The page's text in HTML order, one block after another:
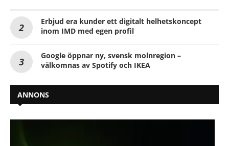
Erbjud era kunder ett digitalt helhetskoncept
inom IMD med egen profil
Google öppnar ny, svensk molnregion –
välkomnas av Spotify och IKEA
ANNONS